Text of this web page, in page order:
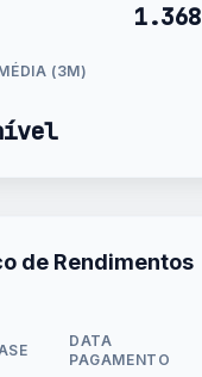
1.368
(3M)
de Rendimentos
DATA
PAGAMENTO